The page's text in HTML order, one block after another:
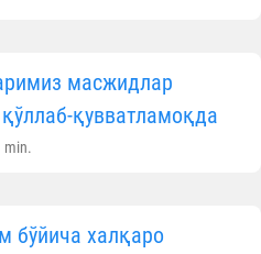
масжидлар
қувватламоқда
min.
бўйича халқаро